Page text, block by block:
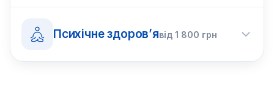
Психічне здоров’явід 1 800 грн